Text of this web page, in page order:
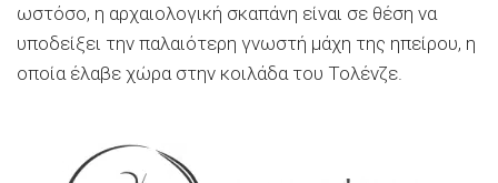
ωστόσο, η αρχαιολογική σκαπάνη είναι σε θέση να
υποδείξει την παλαιότερη γνωστή μάχη της ηπείρου, η
οποία έλαβε χώρα στην κοιλάδα του Τολένζε.